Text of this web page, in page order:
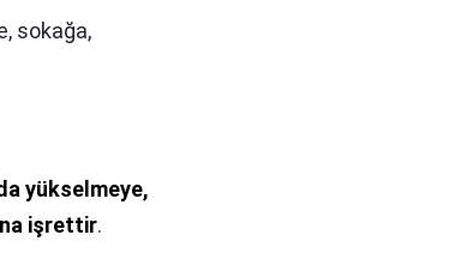
sokağa,
yükselmeye,
işrettir.